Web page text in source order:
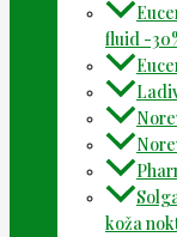
fluid -
koža